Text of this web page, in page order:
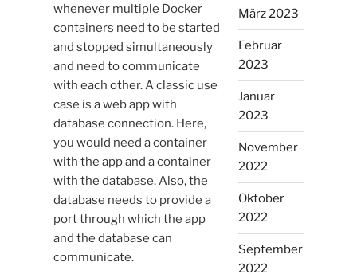
whenever multiple Docker
containers need to be started
and stopped simultaneously
and need to communicate
with each other. A classic use
case is a web app with
database connection. Here,
you would need a container
with the app and a container
with the database. Also, the
database needs to provide a
port through which the app
and the database can
communicate.
März 2023
Februar
2023
Januar
2023
November
2022
Oktober
2022
September
2022